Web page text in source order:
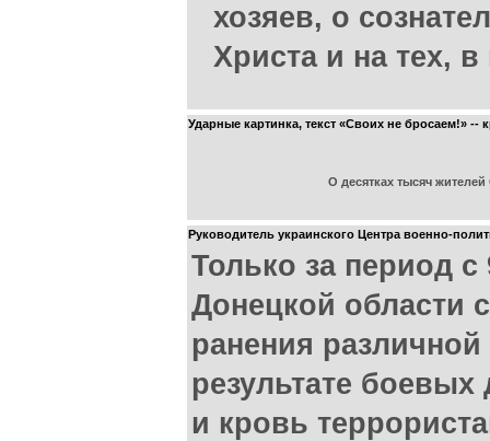
хозяев, о
Христа и на тех,
Ударные картинка, текст «Своих не бросаем!» --
О десятках тысяч
Руководитель украинского Центра военно-
Только за период
Донецкой области
ранения различной
результате боевых
и кровь